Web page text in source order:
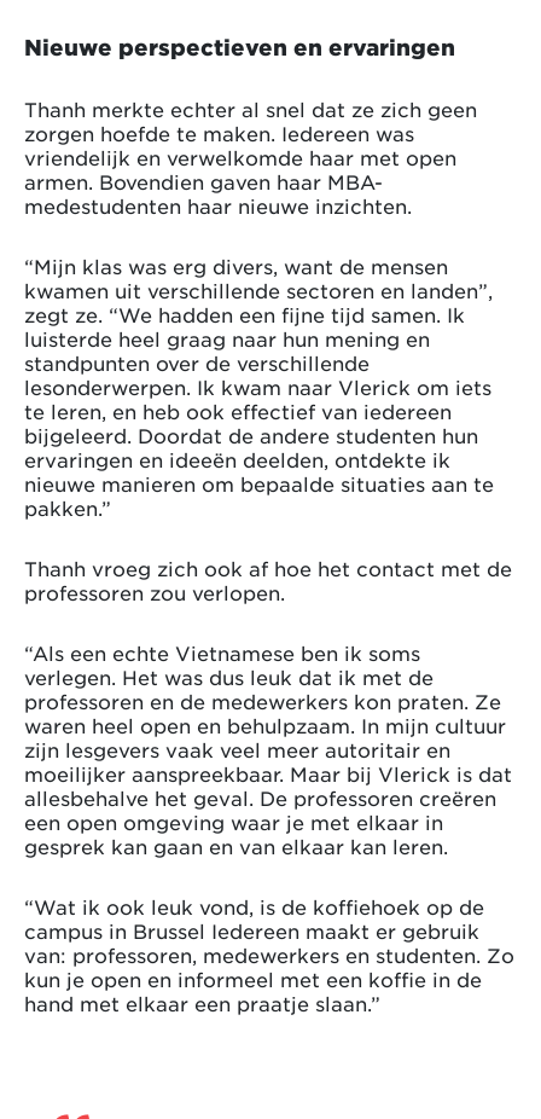
Nieuwe perspectieven en ervaringen
Thanh merkte echter al snel dat ze zich geen
zorgen hoefde te maken. Iedereen was
vriendelijk en verwelkomde haar met open
armen. Bovendien gaven haar MBA-
medestudenten haar nieuwe inzichten.
“Mijn klas was erg divers, want de mensen
kwamen uit verschillende sectoren en landen”,
zegt ze. “We hadden een fijne tijd samen. Ik
luisterde heel graag naar hun mening en
standpunten over de verschillende
lesonderwerpen. Ik kwam naar Vlerick om iets
te leren, en heb ook effectief van iedereen
bijgeleerd. Doordat de andere studenten hun
ervaringen en ideeën deelden, ontdekte ik
nieuwe manieren om bepaalde situaties aan te
pakken.”
Thanh vroeg zich ook af hoe het contact met de
professoren zou verlopen.
“Als een echte Vietnamese ben ik soms
verlegen. Het was dus leuk dat ik met de
professoren en de medewerkers kon praten. Ze
waren heel open en behulpzaam. In mijn cultuur
zijn lesgevers vaak veel meer autoritair en
moeilijker aanspreekbaar. Maar bij Vlerick is dat
allesbehalve het geval. De professoren creëren
een open omgeving waar je met elkaar in
gesprek kan gaan en van elkaar kan leren.
“Wat ik ook leuk vond, is de koffiehoek op de
campus in Brussel Iedereen maakt er gebruik
van: professoren, medewerkers en studenten. Zo
kun je open en informeel met een koffie in de
hand met elkaar een praatje slaan.”